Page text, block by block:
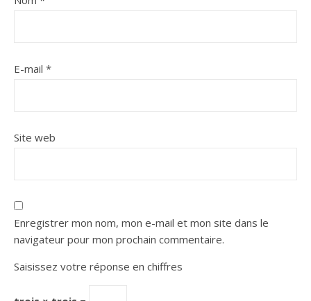
E-mail *
Site web
Enregistrer mon nom, mon e-mail et mon site dans le
navigateur pour mon prochain commentaire.
Saisissez votre réponse en chiffres